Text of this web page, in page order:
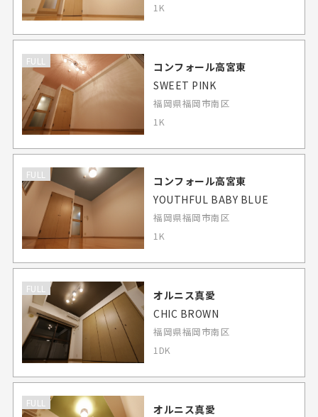
1K
FULL
コンフォール高宮東
SWEET PINK
福岡県福岡市南区
1K
FULL
コンフォール高宮東
YOUTHFUL BABY BLUE
福岡県福岡市南区
1K
FULL
オルニス真愛
CHIC BROWN
福岡県福岡市南区
1DK
FULL
オルニス真愛